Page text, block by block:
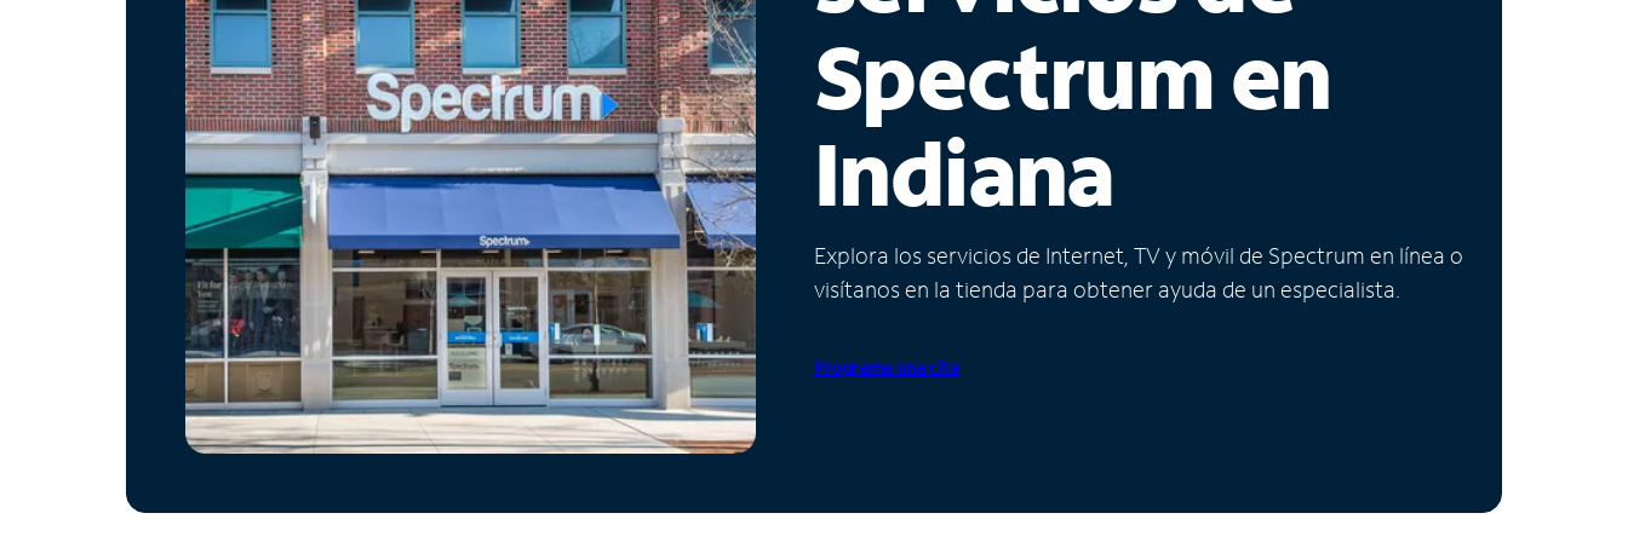
Spectrum en
Indiana
Explora los servicios de Internet, TV y móvil de Spectrum en línea o
visítanos en la tienda para obtener ayuda de un especialista.
Programa una cita